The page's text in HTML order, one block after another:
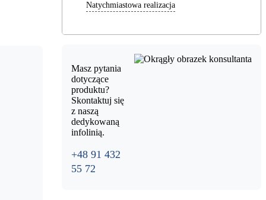
Natychmiastowa realizacja
Masz pytania
dotyczące
produktu?
Skontaktuj się
z naszą
dedykowaną
infolinią.
+48 91 432
55 72